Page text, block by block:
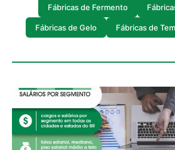
Fábricas de Fermento
Fábricas de Gelo Fábricas de